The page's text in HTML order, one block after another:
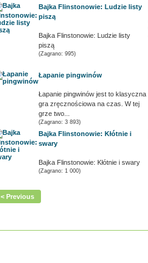
Bajka Flinstonowie: Ludzie listy
piszą
Bajka Flinstonowie: Ludzie listy
piszą
(Zagrano: 995)
Łapanie pingwinów
Łapanie pingwinów jest to klasyczna
gra zręcznościowa na czas. W tej
grze two...
(Zagrano: 3 893)
Bajka Flinstonowie: Kłótnie i
swary
Bajka Flinstonowie: Kłótnie i swary
(Zagrano: 1 000)
< Previous